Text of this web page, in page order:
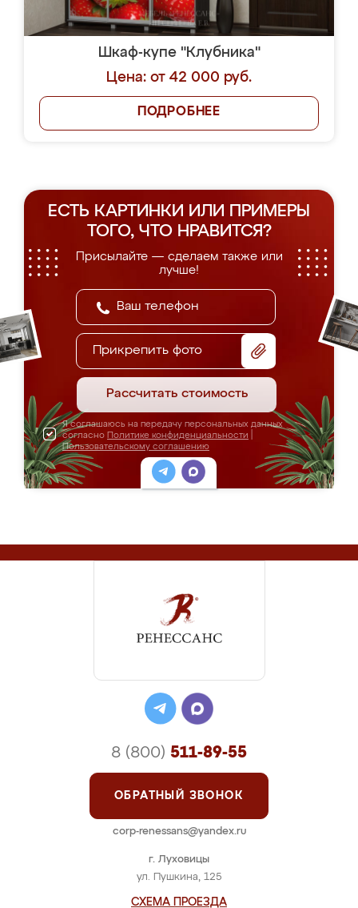
Шкаф-купе "Клубника"
Цена: от 42 000 руб.
ПОДРОБНЕЕ
ЕСТЬ КАРТИНКИ ИЛИ ПРИМЕРЫ
ТОГО, ЧТО НРАВИТСЯ?
Присылайте — сделаем также или
лучше!
Прикрепить фото
Рассчитать стоимость
Я соглашаюсь на передачу персональных данных
согласно Политике конфиденциальности
Пользовательскому соглашению
г. Луховицы
ул. Пушкина, 125
СХЕМА ПРОЕЗДА
8 (800) 511-89-55
ОБРАТНЫЙ ЗВОНОК
corp-renessans@yandex.ru